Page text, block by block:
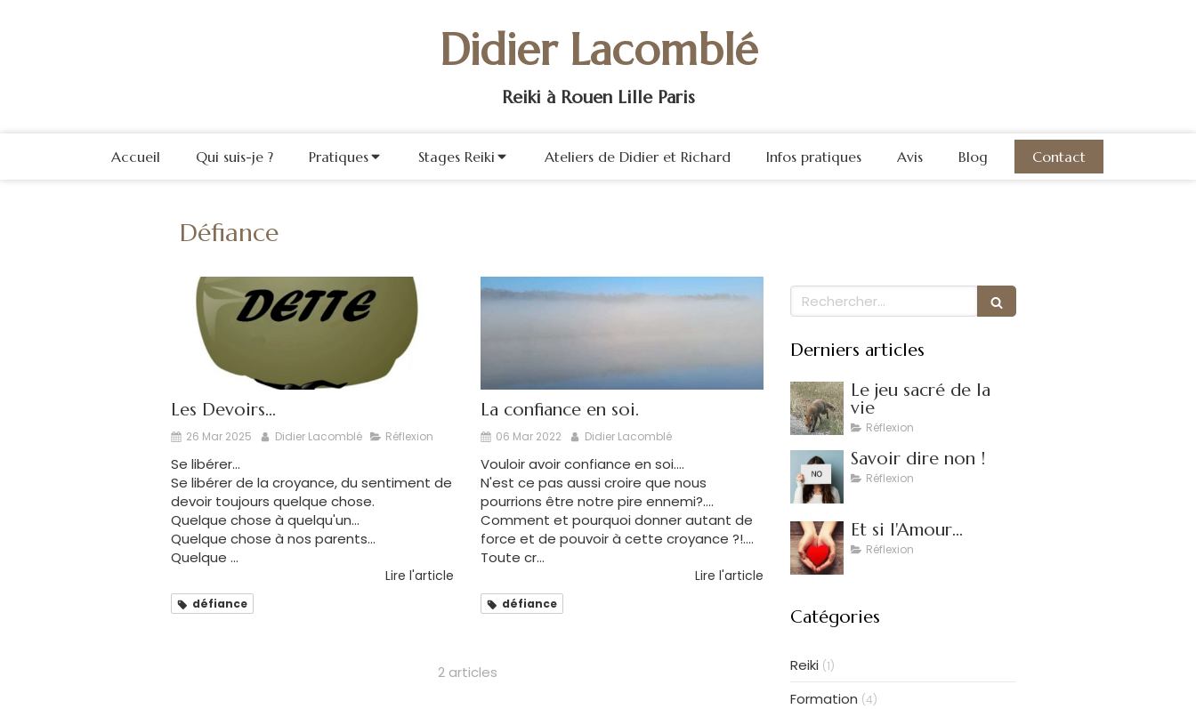
Didier Lacomblé
Reiki à Rouen Lille Paris
Accueil Qui suis-je ? Pratiques Stages Reiki Ateliers de Didier et Richard Infos pratiques Avis Blog Contact
Défiance
Les Devoirs...
26 Mar 2025 Didier Lacomblé Réflexion
Se libérer...
Se libérer de la croyance, du sentiment de
devoir toujours quelque chose.
Quelque chose à quelqu'un...
Quelque chose à nos parents...
Quelque ...
Lire l'article
défiance
La confiance en soi.
06 Mar 2022 Didier Lacomblé
Vouloir avoir confiance en soi....
N'est ce pas aussi croire que nous
pourrions être notre pire ennemi?....
Comment et pourquoi donner autant de
force et de pouvoir à cette croyance ?!....
Toute cr...
Lire l'article
défiance
2 articles
Rechercher
Derniers articles
Le jeu sacré de la
vie
Réflexion
Savoir dire non !
Réflexion
Et si l'Amour...
Réflexion
Catégories
Reiki (1)
Formation (4)